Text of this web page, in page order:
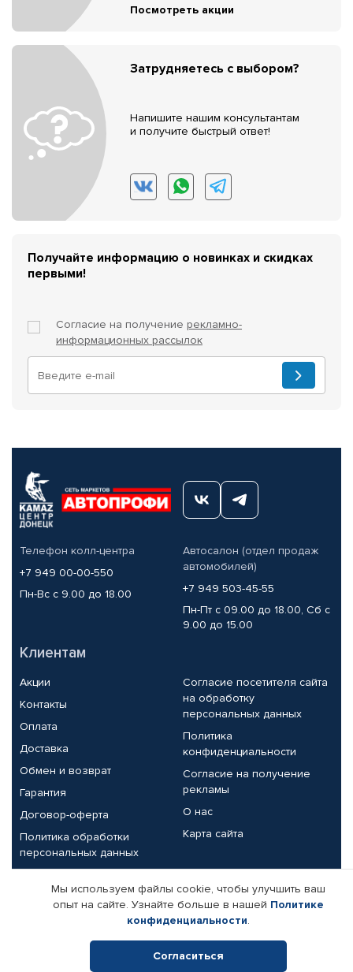
Посмотреть акции
Затрудняетесь с выбором?
Напишите нашим консультантам
и получите быстрый ответ!
Получайте информацию о новинках и скидках
первыми!
Согласие на получение рекламно-
информационных рассылок
Телефон колл-центра
+7 949 00-00-550
Пн-Вс с 9.00 до 18.00
Автосалон (отдел продаж
автомобилей)
+7 949 503-45-55
Пн-Пт с 09.00 до 18.00, Сб с
9.00 до 15.00
Клиентам
Акции
Контакты
Оплата
Доставка
Обмен и возврат
Гарантия
Договор-оферта
Политика обработки
персональных данных
Согласие посетителя сайта
на обработку
персональных данных
Политика
конфиденциальности
Согласие на получение
рекламы
О нас
Карта сайта
Партнерам
Корпоративным клиентам
Поставщикам
Реквизиты компании
Мы используем файлы cookie, чтобы улучшить ваш
опыт на сайте. Узнайте больше в нашей Политике
конфиденциальности.
Согласиться